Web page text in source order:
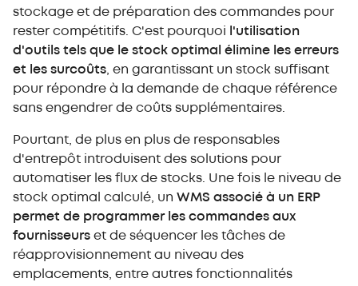
stockage et de préparation des commandes pour
rester compétitifs. C'est pourquoi
l'utilisation
d'outils tels que le stock optimal élimine les erreurs
et les surcoûts , en garantissant un stock suffisant
pour répondre à la demande de chaque référence
sans engendrer de coûts supplémentaires.
Pourtant, de plus en plus de responsables
d'entrepôt introduisent des solutions pour
automatiser les flux de stocks. Une fois le niveau de
stock optimal calculé, un WMS associé à un ERP
permet de programmer les commandes aux
fournisseurs et de séquencer les tâches de
réapprovisionnement au niveau des
emplacements, entre autres fonctionnalités